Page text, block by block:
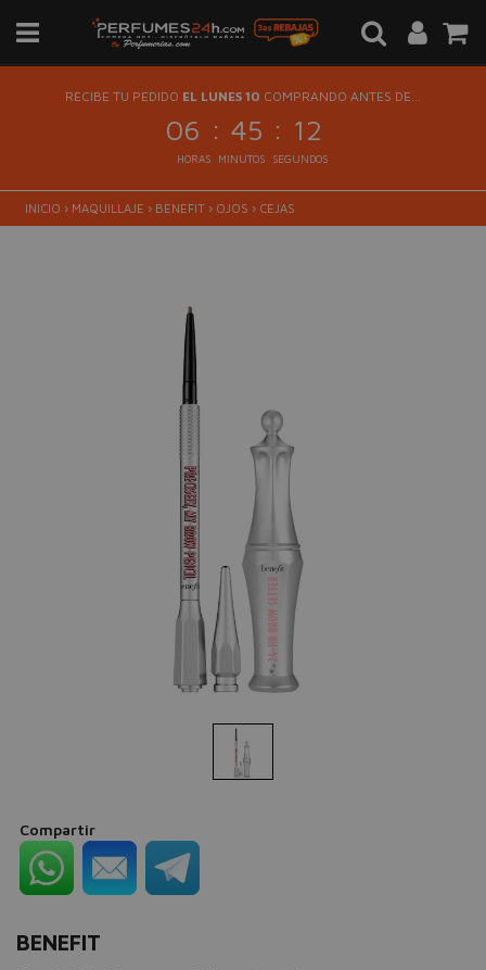
RECIBE TU PEDIDO EL LUNES 10 COMPRANDO ANTES DE...
06 : 45 : 11
HORAS MINUTOS SEGUNDOS
INICIO › MAQUILLAJE › BENEFIT › OJOS › CEJAS
Compartir
BENEFIT